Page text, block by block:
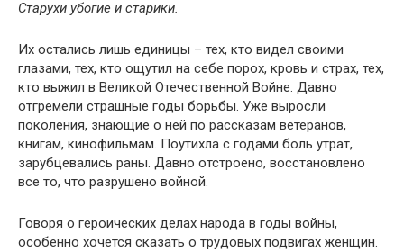
Старухи убогие и старики.
Их остались лишь единицы – тех, кто видел своими
глазами, тех, кто ощутил на себе порох, кровь и страх, тех,
кто выжил в Великой Отечественной Войне. Давно
отгремели страшные годы борьбы. Уже выросли
поколения, знающие о ней по рассказам ветеранов,
книгам, кинофильмам. Поутихла с годами боль утрат,
зарубцевались раны. Давно отстроено, восстановлено
все то, что разрушено войной.
Говоря о героических делах народа в годы войны,
особенно хочется сказать о трудовых подвигах женщин.